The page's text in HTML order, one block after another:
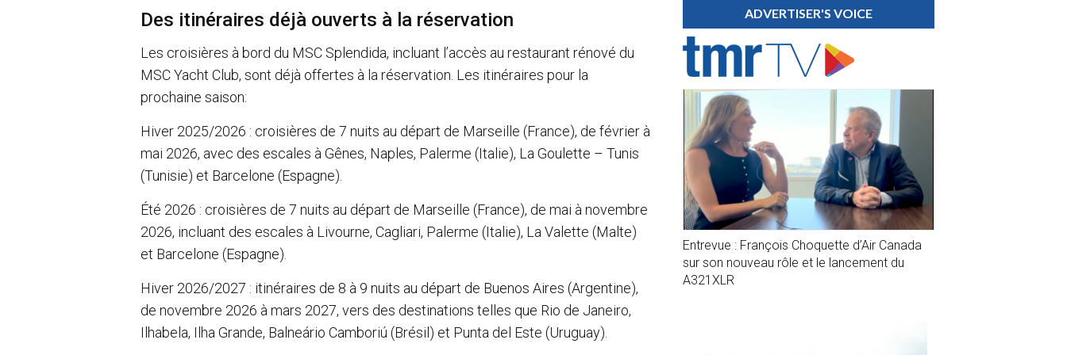
Des itinéraires déjà ouverts à la réservation
Les croisières à bord du MSC Splendida, incluant l’accès au restaurant rénové du
MSC Yacht Club, sont déjà offertes à la réservation. Les itinéraires pour la
prochaine saison:
Hiver 2025/2026 : croisières de 7 nuits au départ de Marseille (France), de février à
mai 2026, avec des escales à Gênes, Naples, Palerme (Italie), La Goulette – Tunis
(Tunisie) et Barcelone (Espagne).
Été 2026 : croisières de 7 nuits au départ de Marseille (France), de mai à novembre
2026, incluant des escales à Livourne, Cagliari, Palerme (Italie), La Valette (Malte)
et Barcelone (Espagne).
Hiver 2026/2027 : itinéraires de 8 à 9 nuits au départ de Buenos Aires (Argentine),
de novembre 2026 à mars 2027, vers des destinations telles que Rio de Janeiro,
Ilhabela, Ilha Grande, Balneário Camboriú (Brésil) et Punta del Este (Uruguay).
ADVERTISER'S VOICE
Entrevue : François Choquette d’Air Canada
sur son nouveau rôle et le lancement du
A321XLR